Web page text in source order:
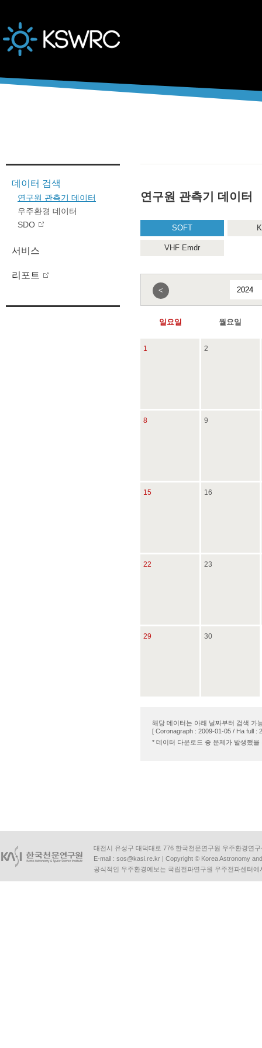
데이터 검색
연구원 관측기 데이터
우주환경 데이터
SDO
서비스
리포트
연구원 관측기 데이터
SOFT
VHF Emdr
<
일요일 월요일
1 2
8 9
15 16
22 23
29 30
해당 데이터는 아래 날짜부터 검색 가
[ Coronagraph : 2009-01-05 / Ha full :
* 데이터 다운로드 중 문제가 발생했
대전시 유성구 대덕대로 776 한국천문연구원 우주환경연
E-mail : sos@kasi.re.kr | Copyright © Korea Astronomy
공식적인 우주환경예보는 국립전파연구원 우주전파센터에